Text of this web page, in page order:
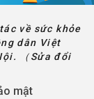
về sức khỏe
dân Việt
（Sửa đổi
mật